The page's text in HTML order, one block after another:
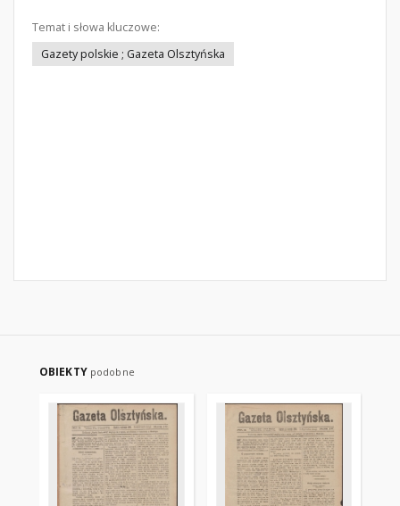
Temat i słowa kluczowe:
Gazety polskie ; Gazeta Olsztyńska
OBIEKTY podobne